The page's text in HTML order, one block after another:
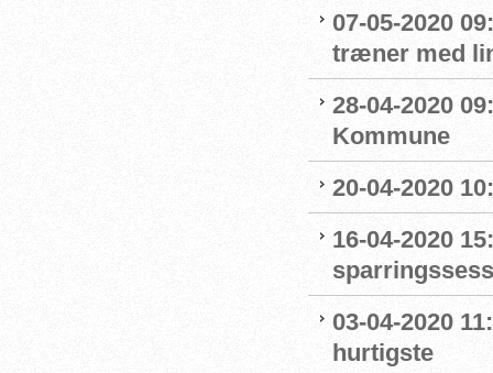
07-05-2020
træner med
28-04-2020
Kommune
20-04-2020
16-04-2020
03-04-2020
hurtigste